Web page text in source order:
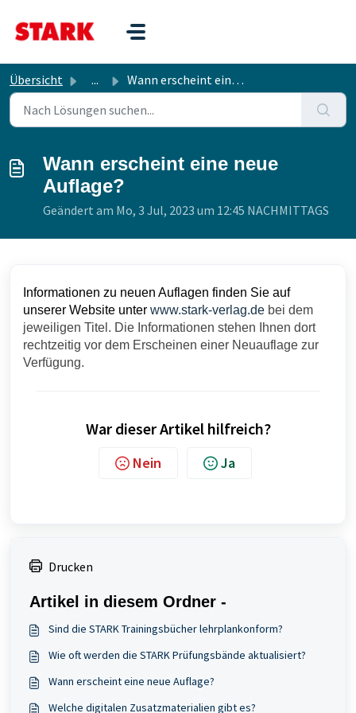
Übersicht ... Wann erscheint eine neue Auflage?
Wann erscheint eine neue
Auflage?
Geändert am Mo, 3 Jul, 2023 um 12:45 NACHMITTAGS
Informationen zu neuen Auflagen finden Sie auf
unserer Website unter www.stark-verlag.de bei dem
jeweiligen Titel. Die Informationen stehen Ihnen dort
rechtzeitig vor dem Erscheinen einer Neuauflage zur
Verfügung.
War dieser Artikel hilfreich?
Nein Ja
Drucken
Artikel in diesem Ordner -
Sind die STARK Trainingsbücher lehrplankonform?
Wie oft werden die STARK Prüfungsbände aktualisiert?
Wann erscheint eine neue Auflage?
Welche digitalen Zusatzmaterialien gibt es?